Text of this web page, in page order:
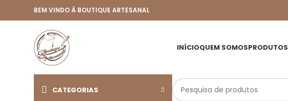
BEM VINDO À BOUTIQUE ARTESANAL
INÍCIOQUEM SOMOSPRODUTOS
CATEGORIAS